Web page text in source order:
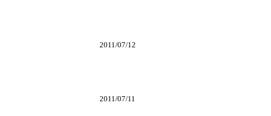
2011/07/12
2011/07/11